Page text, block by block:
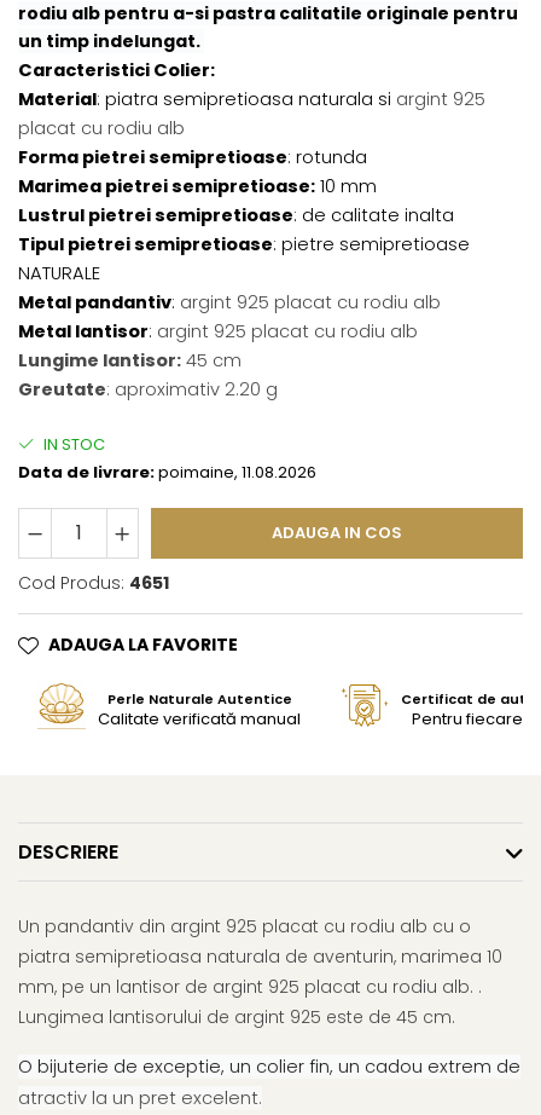
rodiu alb pentru a-si pastra calitatile originale pentru
un timp indelungat.
Caracteristici Colier:
Material: piatra semipretioasa naturala si argint 925
placat cu rodiu alb
Forma pietrei semipretioase: rotunda
Marimea pietrei semipretioase: 10 mm
Lustrul pietrei semipretioase: de calitate inalta
Tipul pietrei semipretioase: pietre semipretioase
NATURALE
Metal pandantiv: argint 925 placat cu rodiu alb
Metal lantisor: argint 925 placat cu rodiu alb
Lungime lantisor: 45 cm
Greutate: aproximativ 2.20 g
IN STOC
Data de livrare:poimaine, 11.08.2026
ADAUGA IN COS
Cod Produs: 4651
ADAUGA LA FAVORITE
Perle Naturale Autentice
Calitate verificată manual
Certificat de
Pentru fiecare
DESCRIERE
Un pandantiv din argint 925 placat cu rodiu alb cu o
piatra semipretioasa naturala de aventurin, marimea 10
mm, pe un lantisor de argint 925 placat cu rodiu alb. .
Lungimea lantisorului de argint 925 este de 45 cm.
O bijuterie de exceptie, un colier fin, un cadou extrem de
atractiv la un pret excelent.